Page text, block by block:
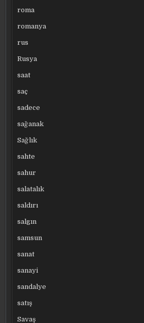
roma
romanya
rus
Rusya
saat
saç
sadece
sağanak
Sağlık
sahte
sahur
salatalık
saldırı
salgın
samsun
sanat
sanayi
sandalye
satış
Savaş